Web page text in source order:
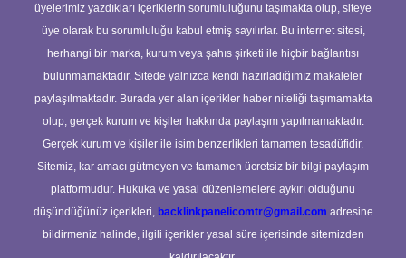
üyelerimiz yazdıkları içeriklerin sorumluluğunu taşımakta olup, siteye
üye olarak bu sorumluluğu kabul etmiş sayılırlar. Bu internet sitesi,
herhangi bir marka, kurum veya şahıs şirketi ile hiçbir bağlantısı
bulunmamaktadır. Sitede yalnızca kendi hazırladığımız makaleler
paylaşılmaktadır. Burada yer alan içerikler haber niteliği taşımamakta
olup, gerçek kurum ve kişiler hakkında paylaşım yapılmamaktadır.
Gerçek kurum ve kişiler ile isim benzerlikleri tamamen tesadüfidir.
Sitemiz, kar amacı gütmeyen ve tamamen ücretsiz bir bilgi paylaşım
platformudur. Hukuka ve yasal düzenlemelere aykırı olduğunu
düşündüğünüz içerikleri, backlinkpanelicomtr@gmail.com adresine
bildirmeniz halinde, ilgili içerikler yasal süre içerisinde sitemizden